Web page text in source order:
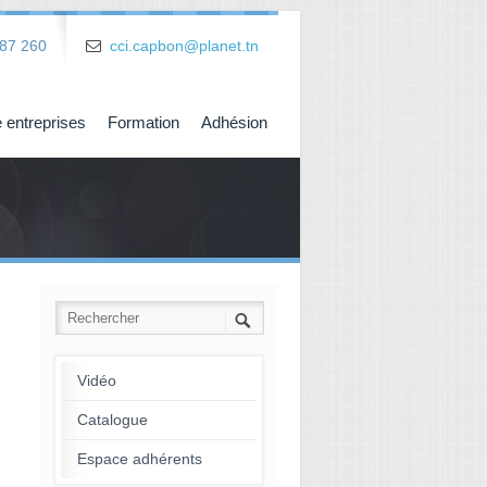
260 cci.capbon@planet.tn
entreprises Formation Adhésion
Vidéo
Catalogue
Espace adhérents